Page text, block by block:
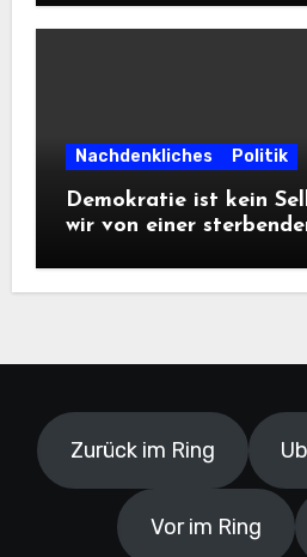
Informationsfreiheit!
Nachdenkliches Politik
Demokratie ist kein
wir von einer
Zurück im Ring
Vor im Ring